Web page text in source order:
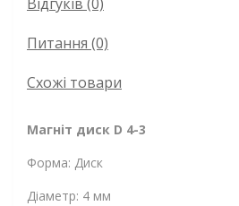
Питання (0)
Схожі товари
Магніт диск D 4-3
Форма: Диск
Діаметр: 4 мм